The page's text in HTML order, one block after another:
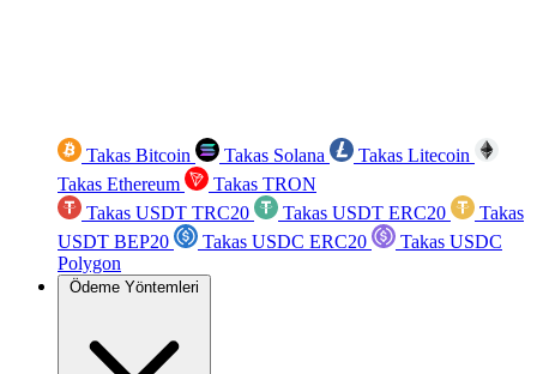
Takas Bitcoin Takas Solana
Takas Litecoin
Takas Ethereum
Takas TRON
Takas USDT TRC20
Takas USDT ERC20
Takas
USDT BEP20
Takas USDC ERC20
Takas USDC
Polygon
Ödeme Yöntemleri